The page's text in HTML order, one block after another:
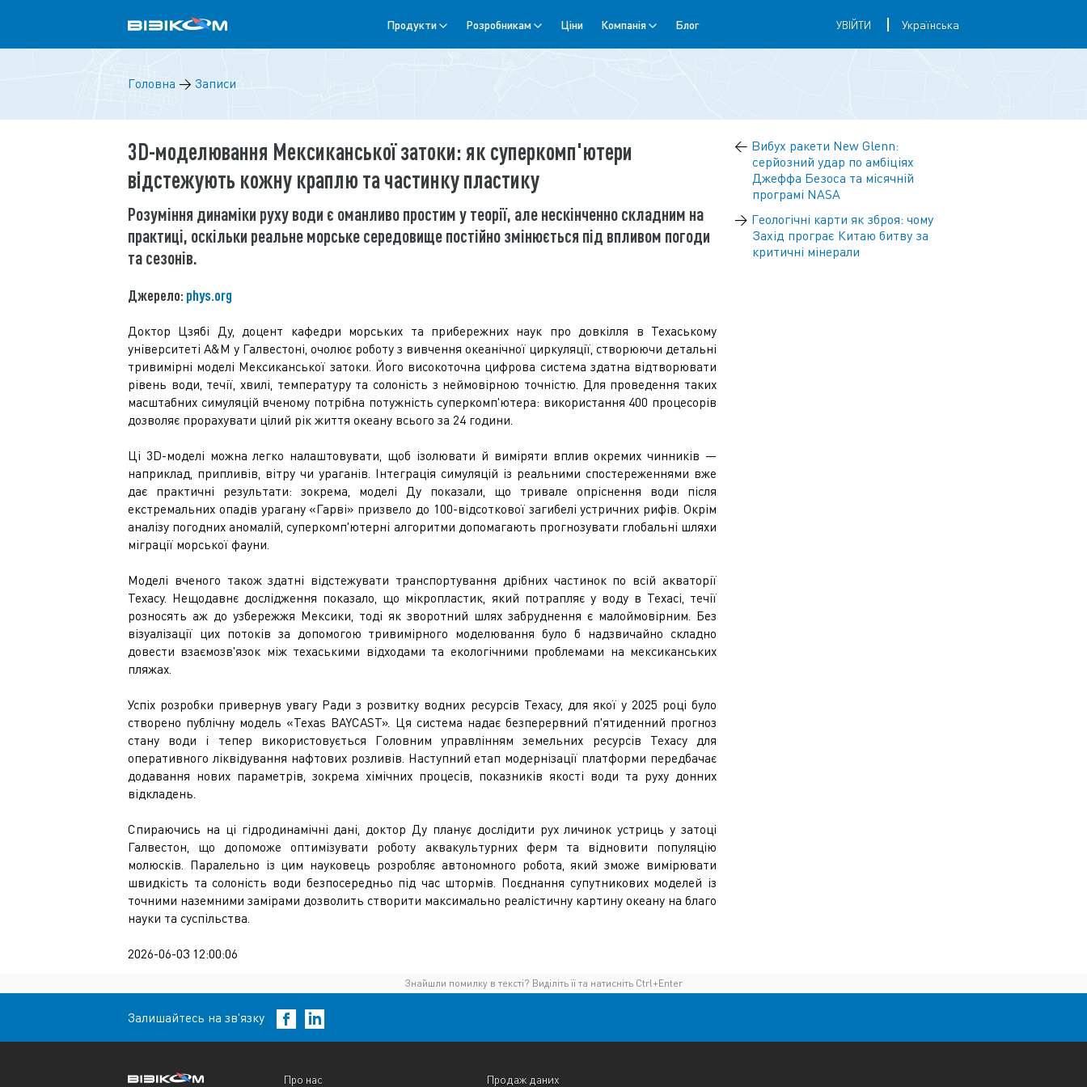
Продукти Розробникам Ціни Компанія Блог УВІЙТИ
Головна → Записи
← Вибух ракети New Glenn:
серйозний удар по амбіціях
Джеффа Безоса та місячній
програмі NASA
→ Геологічні карти як зброя: чому
Захід програє Китаю битву за
критичні мінерали
3D-моделювання Мексиканської затоки: як суперкомп'ютери
відстежують кожну краплю та частинку пластику
Розуміння динаміки руху води є оманливо простим у теорії, але нескінченно складним на
практиці, оскільки реальне морське середовище постійно змінюється під впливом погоди
та сезонів.
Джерело: phys.org
Доктор Цзябі Ду, доцент кафедри морських та прибережних наук про довкілля в Техаському
університеті A&M у Галвестоні, очолює роботу з вивчення океанічної циркуляції, створюючи детальні
тривимірні моделі Мексиканської затоки. Його високоточна цифрова система здатна відтворювати
рівень води, течії, хвилі, температуру та солоність з неймовірною точністю. Для проведення таких
масштабних симуляцій вченому потрібна потужність суперкомп'ютера: використання 400 процесорів
дозволяє прорахувати цілий рік життя океану всього за 24 години.
Ці 3D-моделі можна легко налаштовувати, щоб ізолювати й виміряти вплив окремих чинників —
наприклад, припливів, вітру чи ураганів. Інтеграція симуляцій із реальними спостереженнями вже
дає практичні результати: зокрема, моделі Ду показали, що тривале опріснення води після
екстремальних опадів урагану «Гарві» призвело до 100-відсоткової загибелі устричних рифів. Окрім
аналізу погодних аномалій, суперкомп'ютерні алгоритми допомагають прогнозувати глобальні шляхи
міграції морської фауни.
Моделі вченого також здатні відстежувати транспортування дрібних частинок по всій акваторії
Техасу. Нещодавнє дослідження показало, що мікропластик, який потрапляє у воду в Техасі, течії
розносять аж до узбережжя Мексики, тоді як зворотний шлях забруднення є малоймовірним. Без
візуалізації цих потоків за допомогою тривимірного моделювання було б надзвичайно складно
довести взаємозв'язок між техаськими відходами та екологічними проблемами на мексиканських
пляжах.
Успіх розробки привернув увагу Ради з розвитку водних ресурсів Техасу, для якої у 2025 році було
створено публічну модель «Texas BAYCAST». Ця система надає безперервний п'ятиденний прогноз
стану води і тепер використовується Головним управлінням земельних ресурсів Техасу для
оперативного ліквідування нафтових розливів. Наступний етап модернізації платформи передбачає
додавання нових параметрів, зокрема хімічних процесів, показників якості води та руху донних
відкладень.
Спираючись на ці гідродинамічні дані, доктор Ду планує дослідити рух личинок устриць у затоці
Галвестон, що допоможе оптимізувати роботу аквакультурних ферм та відновити популяцію
молюсків. Паралельно із цим науковець розробляє автономного робота, який зможе вимірювати
швидкість та солоність води безпосередньо під час штормів. Поєднання супутникових моделей із
точними наземними замірами дозволить створити максимально реалістичну картину океану на благо
науки та суспільства.
2026-06-03 12:00:06
Знайшли помилку в тексті? Виділіть її та натисніть Ctrl+Enter
Залишайтесь на зв'язку
Про нас
Продаж даних